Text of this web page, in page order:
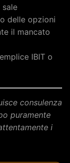
delle opzioni
il mancato
IBIT o
consulenza
puramente
i